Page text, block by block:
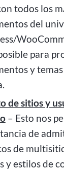
todos los
del
para
y
de sitios y
– Esto nos
de
de
y estilos de